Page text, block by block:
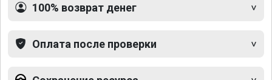
100% возврат денег
Оплата после проверки